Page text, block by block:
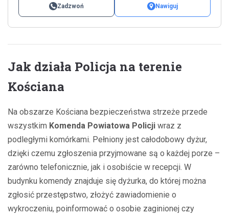
Zadzwoń Nawiguj
Jak działa Policja na terenie
Kościana
Na obszarze Kościana bezpieczeństwa strzeże przede
wszystkim Komenda Powiatowa Policji wraz z
podległymi komórkami. Pełniony jest całodobowy dyżur,
dzięki czemu zgłoszenia przyjmowane są o każdej porze –
zarówno telefonicznie, jak i osobiście w recepcji. W
budynku komendy znajduje się dyżurka, do której można
zgłosić przestępstwo, złożyć zawiadomienie o
wykroczeniu, poinformować o osobie zaginionej czy